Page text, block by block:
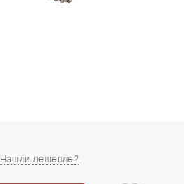
Нашли дешевле?